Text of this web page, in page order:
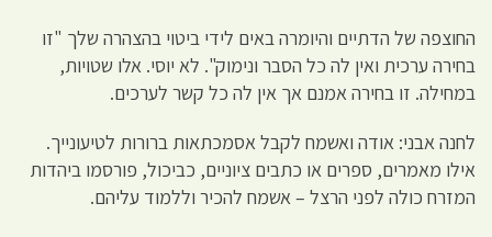
החוצפה של הדתיים והיומרה באים לידי ביטוי בהצהרה שלך "זו
בחירה ערכית ואין לה כל הסבר ונימוק". לא יוסי. אלו שטויות,
במחילה. זו בחירה אמנם אך אין לה כל קשר לערכים.
לחנה אבני: אודה ואשמח לקבל אסמכתאות ברורות לטיעונייך.
אילו מאמרים, ספרים או כתבים ציוניים, כביכול, פורסמו ביהדות
המזרח כולה לפני הרצל – אשמח להכיר וללמוד עליהם.